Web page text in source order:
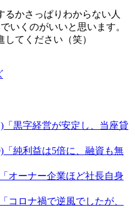
るかさっぱりわからない人
いくのがいいと思います。
てください（笑）
「黒字経営が安定し、当座貸
「純利益は5倍に、融資も無
オーナー企業ほど社長自身
コロナ禍で逆風でしたが、